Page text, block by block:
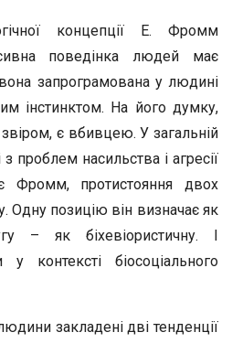
концепції Е. Фромм
поведінка людей має
вона запрограмована у людині
інстинктом. На його думку,
є вбивцею. У загальній
з проблем насильства і агресії
Фромм, протистояння двох
Одну позицію він визначає як
– як біхевіористичну. І
контексті біосоціального
закладені дві тенденції